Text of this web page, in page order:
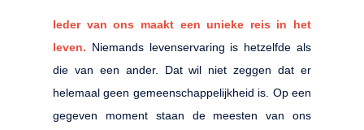
Ieder van ons maakt een unieke reis in het
leven. Niemands levenservaring is hetzelfde als
die van een ander. Dat wil niet zeggen dat er
helemaal geen gemeenschappelijkheid is. Op een
gegeven moment staan de meesten van ons